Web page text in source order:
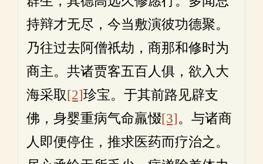
持辩才无尽，今当敷演彼功德聚。
乃往过去阿僧祇劫，商那和修时为
商主。共诸贾客五百人俱，欲入大
海采取[2]珍宝。于其前路见辟支
佛，身婴重病气命羸惙[3]。与诸商
人即便停住，推求医药而疗治之。